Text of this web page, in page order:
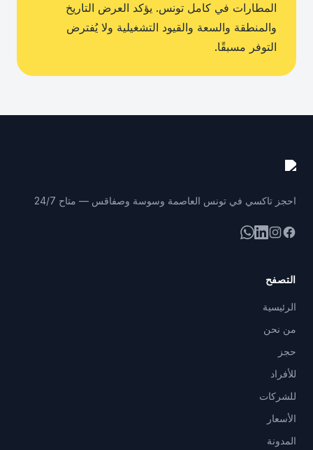
المطارات في كامل تونس. يؤكد العرض التاريخ
والمنطقة والسعة والقيود التشغيلية ولا يُفترض
التوفر مسبقًا.
احجز تاكسي في تونس العاصمة وسوسة وصفاقس — متاح 24/7
فيسبوك
إنستغرام
لينكد إن
واتساب
التصفح
الرئيسية
من نحن
حجز
للأفراد
للشركات
الأسعار
المدونة